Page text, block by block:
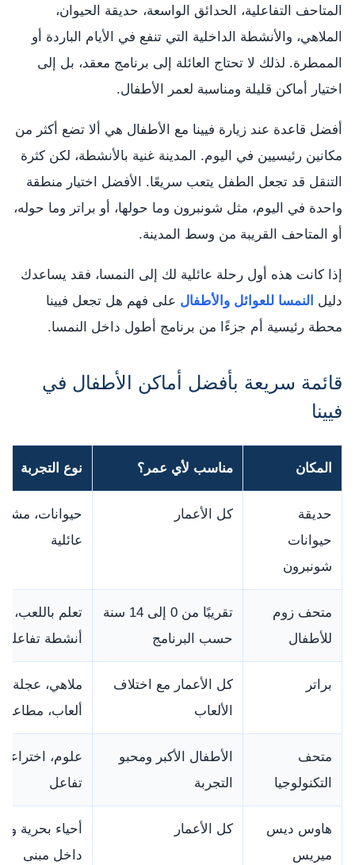
المتاحف التفاعلية، الحدائق الواسعة، حديقة الحيوان،
الملاهي، والأنشطة الداخلية التي تنفع في الأيام الباردة أو
الممطرة. لذلك لا تحتاج العائلة إلى برنامج معقد، بل إلى
اختيار أماكن قليلة ومناسبة لعمر الأطفال.
أفضل قاعدة عند زيارة فيينا مع الأطفال هي ألا تضع أكثر من
مكانين رئيسيين في اليوم. المدينة غنية بالأنشطة، لكن كثرة
التنقل قد تجعل الطفل يتعب سريعًا. الأفضل اختيار منطقة
واحدة في اليوم، مثل شونبرون وما حولها، أو براتر وما حوله،
أو المتاحف القريبة من وسط المدينة.
إذا كانت هذه أول رحلة عائلية لك إلى النمسا، فقد يساعدك
دليل النمسا للعوائل والأطفال على فهم هل تجعل فيينا
محطة رئيسية أم جزءًا من برنامج أطول داخل النمسا.
قائمة سريعة بأفضل أماكن الأطفال في
فيينا
المكان مناسب لأي عمر؟ نوع التجربة
حديقة
حيوانات
شونبرون
كل الأعمار
حيوانات،
عائلية
متحف زوم
للأطفال
تقريبًا من 0 إلى 14 سنة
حسب البرنامج
تعلم باللعب،
أنشطة تفاعلية
براتر
كل الأعمار مع اختلاف
الألعاب
ملاهي، عجلة
ألعاب، مطاعم
متحف
التكنولوجيا
الأطفال الأكبر ومحبو
التجربة
علوم،
تفاعل
هاوس ديس
ميريس
كل الأعمار
أحياء بحرية
داخل مبنى